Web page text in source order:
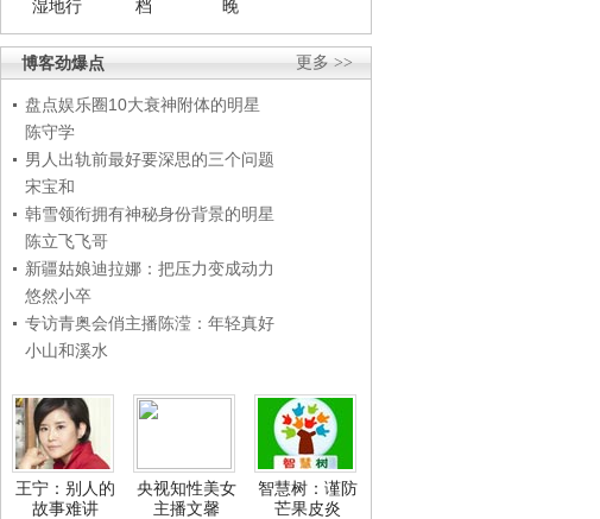
湿地行
档
晚
更多 >>
博客劲爆点
盘点娱乐圈10大衰神附体的明星
陈守学
男人出轨前最好要深思的三个问题
宋宝和
韩雪领衔拥有神秘身份背景的明星
陈立飞飞哥
新疆姑娘迪拉娜：把压力变成动力
悠然小卒
专访青奥会俏主播陈滢：年轻真好
小山和溪水
王宁：别人的
故事难讲
央视知性美女
主播文馨
智慧树：谨防
芒果皮炎